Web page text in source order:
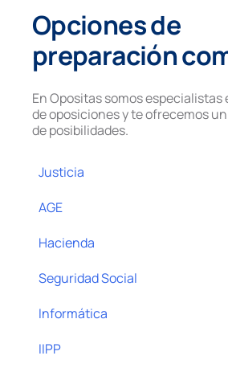
Opciones de
preparación
En Opositas somos
de oposiciones y te ofrecemos
de posibilidades.
Justicia
AGE
Hacienda
Seguridad Social
Informática
IIPP